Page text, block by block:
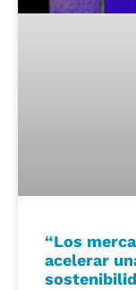
“Los
acelerar